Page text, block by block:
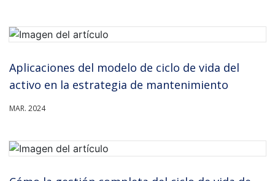
Aplicaciones del modelo de ciclo de vida del
activo en la estrategia de mantenimiento
MAR. 2024